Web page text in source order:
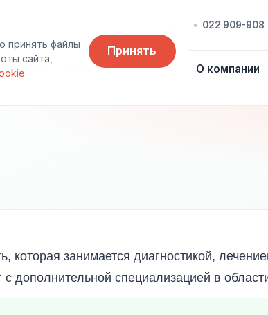
• 022 909-908
Пакеты Курсы Прайс-лист О компании
которая занимается диагностикой,
специализацией в
принять файлы
сайта,
Принять